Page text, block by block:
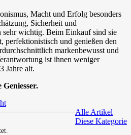
Macht und Erfolg besonders
Sicherheit und
sehr wichtig. Beim Einkauf sind sie
perfektionistisch und genießen den
markenbewusst und
ist ihnen weniger
Jahre alt.
Alle Artikel
Diese Kategorie